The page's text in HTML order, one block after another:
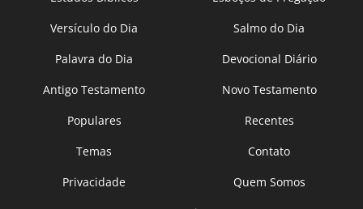
Versículo do Dia
Salmo do Dia
Palavra do Dia
Devocional Diário
Antigo Testamento
Novo Testamento
Populares
Recentes
Temas
Contato
Privacidade
Quem Somos